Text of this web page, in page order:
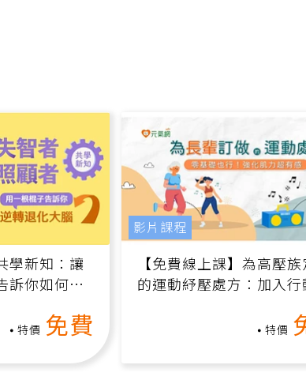
學新知：讓
訴你如何逆
影音課）
免費
【免費線上課】為高壓
的運動紓壓處方：加入
增肌、互動元素，0基礎
影片課程